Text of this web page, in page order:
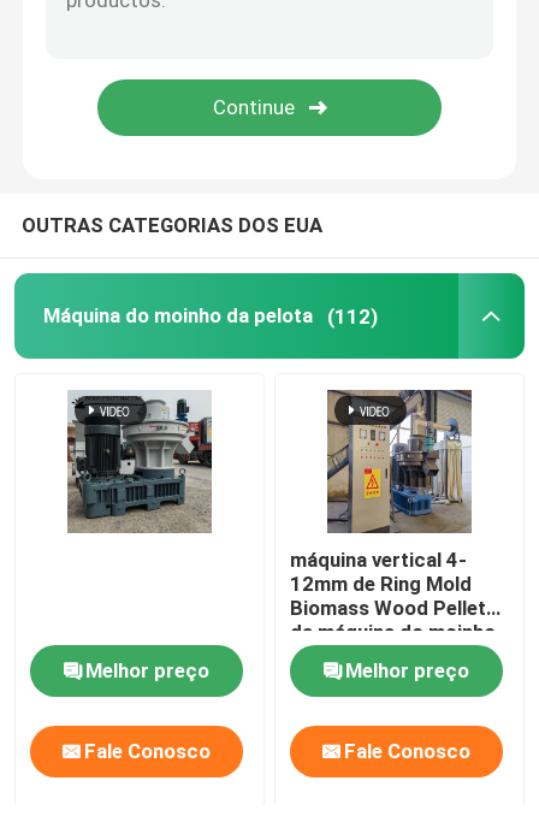
Tipo seco extrusora da alimentação dos peixes
Extrusora de Alimentação por Rosca
Máquina da ladrilhagem da biomassa
OUTRAS CATEGORIAS DOS EUA
Máquina do moinho da pelota (112)
Melhor preço
Fale Conosco
máquina vertical 4-
12mm de Ring Mold
Biomass Wood Pellet
da máquina do moinho
da pelota 380V
Melhor preço
Fale Conosco